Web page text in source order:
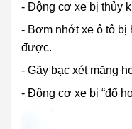
- Động cơ xe bị thủy
- Bơm nhớt xe ô tô bị
được.
- Gãy bạc xét măng
- Đông cơ xe bị “đổ